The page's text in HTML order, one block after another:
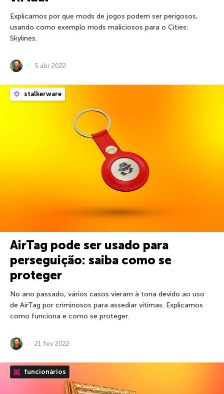
Explicamos por que mods de jogos podem ser perigosos,
usando como exemplo mods maliciosos para o Cities:
Skylines.
5 abr 2022
stalkerware
AirTag pode ser usado para
perseguição: saiba como se
proteger
No ano passado, vários casos vieram à tona devido ao uso
de AirTag por criminosos para assediar vítimas. Explicamos
como funciona e como se proteger.
21 fev 2022
funcionários